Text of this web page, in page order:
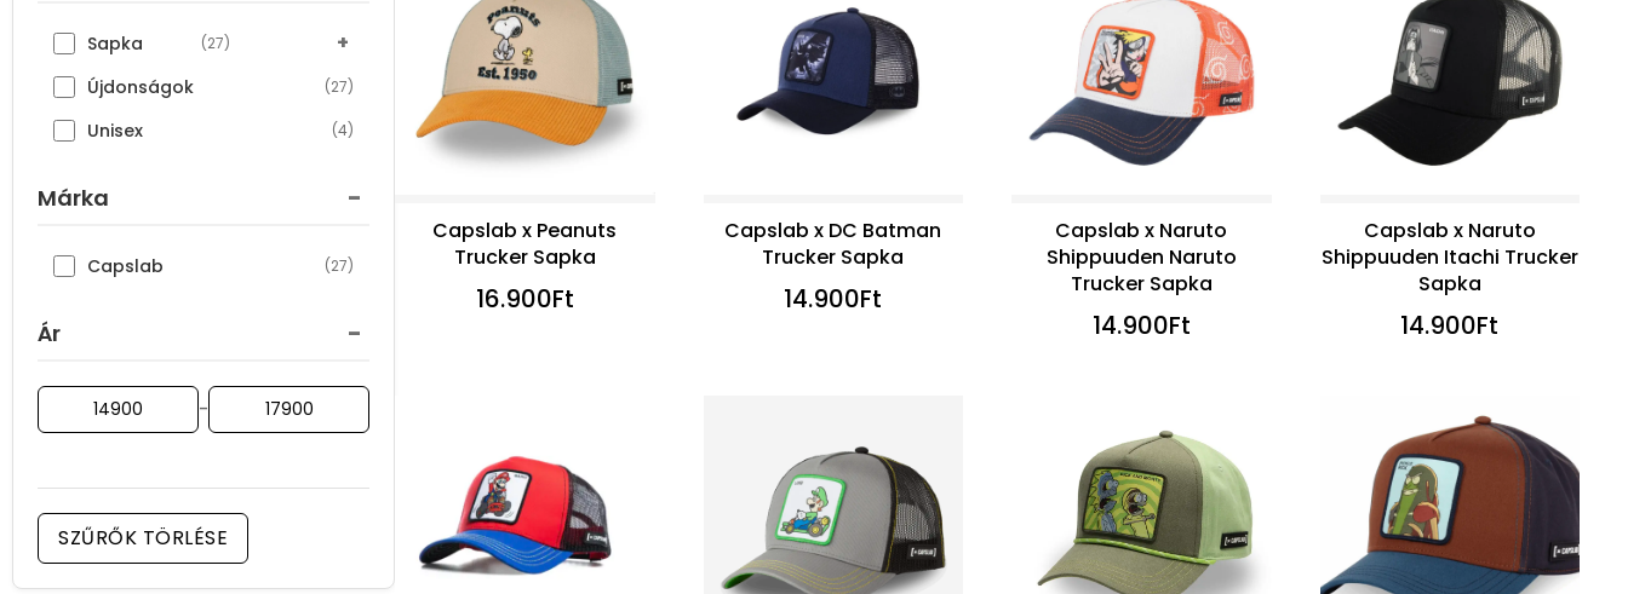
Sapka (27) +
Újdonságok (27)
Unisex (4)
Márka -
Capslab (27)
Ár -
-
SZŰRŐK TÖRLÉSE
Capslab x Peanuts
Trucker Sapka
16.900Ft
Capslab x DC Batman
Trucker Sapka
14.900Ft
Capslab x Naruto
Shippuuden Naruto
Trucker Sapka
14.900Ft
Capslab x Naruto
Shippuuden Itachi Trucker
Sapka
14.900Ft